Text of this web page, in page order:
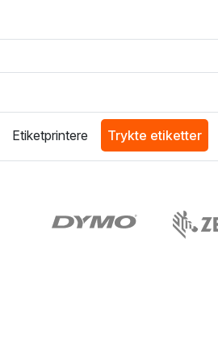
Etiketprintere Trykte etiketter